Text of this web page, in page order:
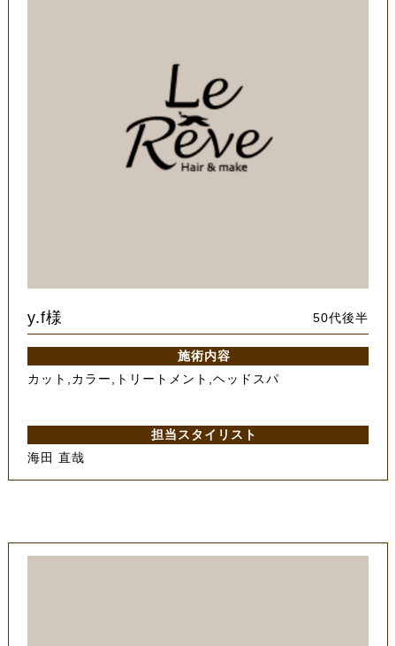
y.f様 50代後半
施術内容
カット,カラー,トリートメント,ヘッドスパ
担当スタイリスト
海田 直哉